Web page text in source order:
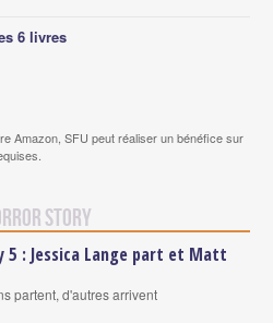
6 livres
Amazon, SFU peut réaliser un bénéfice sur
Story
5 : Jessica Lange part et Matt
partent, d'autres arrivent